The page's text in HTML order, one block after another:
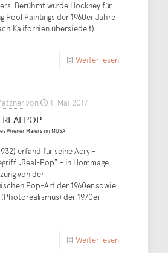
Berühmt wurde Hockney für
Pool Paintings der 1960er Jahre
Kalifornien übersiedelt).
Weiter lesen
von 1. Mai 2017
Wiener Malers im MUSA
erfand für seine Acryl-
„Real-Pop“ – in Hommage
von der
Pop-Art der 1960er sowie
der 1970er
Weiter lesen